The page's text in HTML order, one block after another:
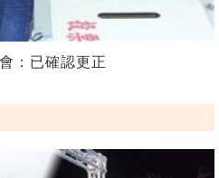
：已確認更正